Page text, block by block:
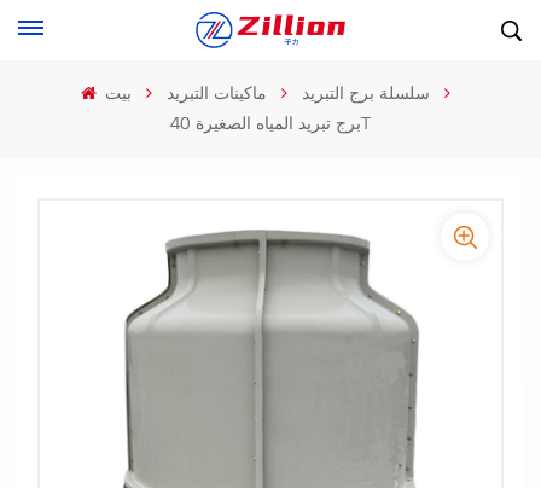
بيت ماكينات التبريد
سلسلة برج التبريد